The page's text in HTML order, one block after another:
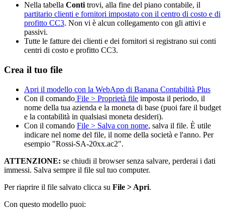
Nella tabella Conti trovi, alla fine del piano contabile, il
partitario clienti e fornitori impostato con il centro di costo e di
profitto CC3. Non vi è alcun collegamento con gli attivi e
passivi.
Tutte le fatture dei clienti e dei fornitori si registrano sui conti
centri di costo e profitto CC3.
Crea il tuo file
Apri il modello con la WebApp di Banana Contabilità Plus
Con il comando File > Proprietà file imposta il periodo, il
nome della tua azienda e la moneta di base (puoi fare il budget
e la contabilità in qualsiasi moneta desideri).
Con il comando File > Salva con nome, salva il file. È utile
indicare nel nome del file, il nome della società e l'anno. Per
esempio "Rossi-SA-20xx.ac2".
ATTENZIONE: se chiudi il browser senza salvare, perderai i dati
immessi. Salva sempre il file sul tuo computer.
Per riaprire il file salvato clicca su File > Apri.
Con questo modello puoi: